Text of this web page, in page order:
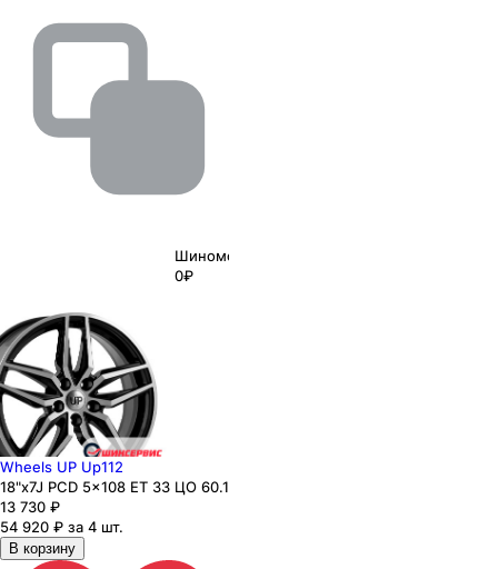
Шиномонтаж
0₽
Wheels UP Up112
18"x7J PCD 5x108 ЕТ 33 ЦО 60.1
13 730 ₽
54 920 ₽ за 4 шт.
В корзину